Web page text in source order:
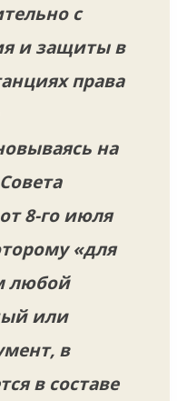
с
и защиты в
права
на
8-го июля
«для
любой
или
в
в составе